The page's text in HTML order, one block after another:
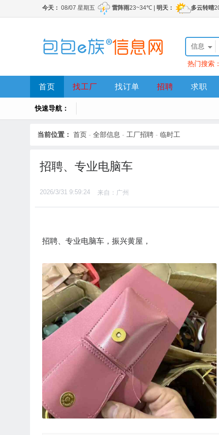
信息
热门搜索：
首页 找工厂 找订单 招聘 求职
快速导航：
当前位置： 首页 - 全部信息 - 工厂招聘 - 临时工
招聘、专业电脑车
2026/3/31 9:59:24 来自：广州
招聘、专业电脑车，振兴黄屋，